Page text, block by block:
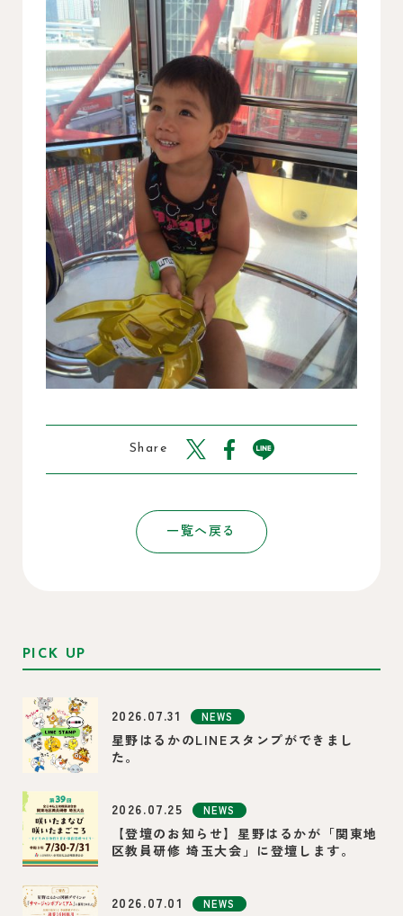
Share
一覧へ戻る
PICK UP
2026.07.31 NEWS
星野はるかのLINEスタンプができまし
た。
2026.07.25 NEWS
【登壇のお知らせ】星野はるかが「関東地
区教員研修 埼玉大会」に登壇します。
2026.07.01 NEWS